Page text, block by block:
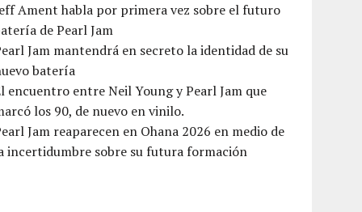
Ament habla por primera vez sobre el futuro
de Pearl Jam
Jam mantendrá en secreto la identidad de su
batería
encuentro entre Neil Young y Pearl Jam que
los 90, de nuevo en vinilo.
Jam reaparecen en Ohana 2026 en medio de
incertidumbre sobre su futura formación